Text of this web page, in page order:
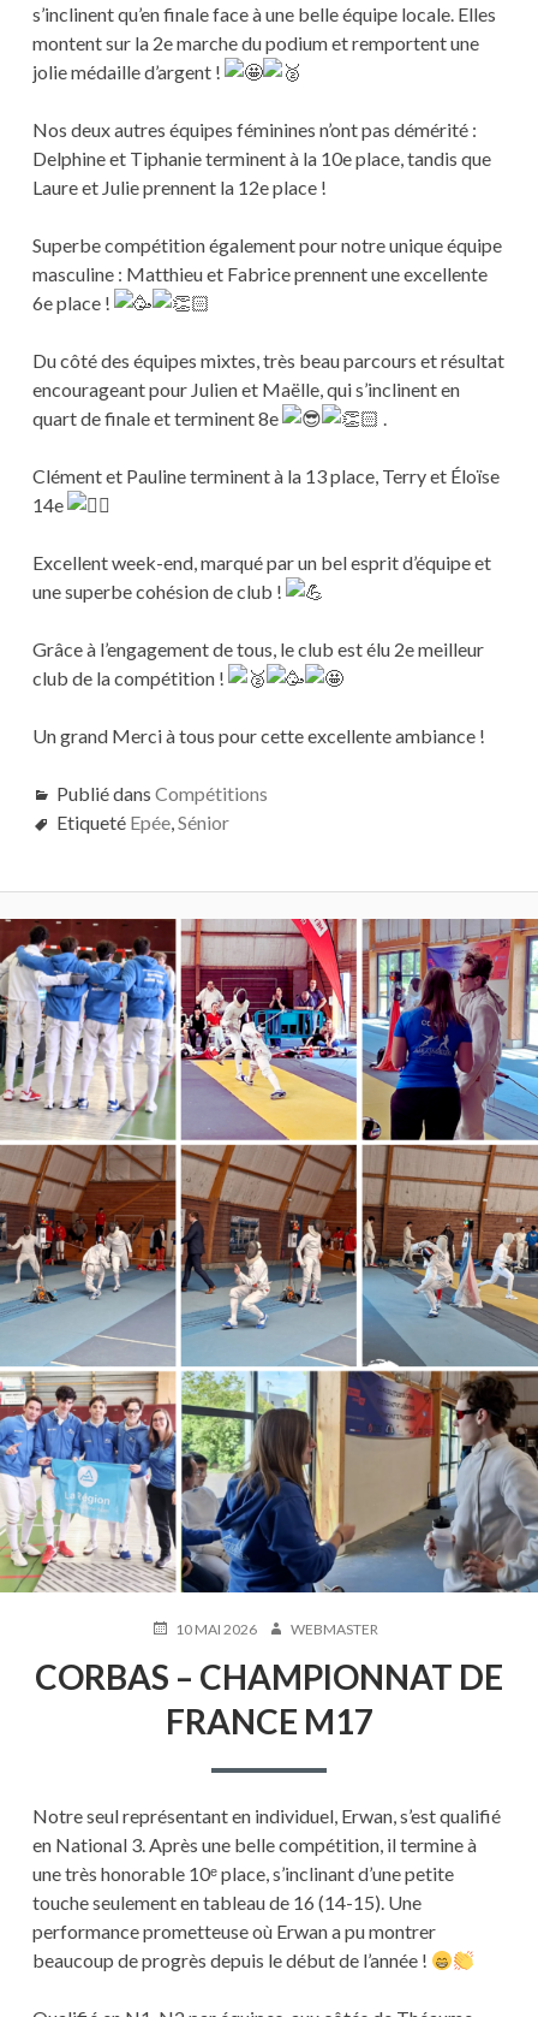
s’inclinent qu’en finale face à une belle équipe locale. Elles
montent sur la 2e marche du podium et remportent une
jolie médaille d’argent !
Nos deux autres équipes féminines n’ont pas démérité :
Delphine et Tiphanie terminent à la 10e place, tandis que
Laure et Julie prennent la 12e place !
Superbe compétition également pour notre unique équipe
masculine : Matthieu et Fabrice prennent une excellente
6e place !
Du côté des équipes mixtes, très beau parcours et résultat
encourageant pour Julien et Maëlle, qui s’inclinent en
quart de finale et terminent 8e
Clément et Pauline terminent à la 13 place, Terry et Éloïse
14e
Excellent week-end, marqué par un bel esprit d’équipe et
une superbe cohésion de club !
Grâce à l’engagement de tous, le club est élu 2e meilleur
club de la compétition !
Un grand Merci à tous pour cette excellente ambiance !
Publié dans Compétitions
Etiqueté Epée, Sénior
PUBLIÉ10 MAI 2026 AUTEUR
WEBMASTER
CORBAS – CHAMPIONNAT DE
FRANCE M17
Notre seul représentant en individuel, Erwan, s’est qualifié
en National 3. Après une belle compétition, il termine à
une très honorable 10ᵉ place, s’inclinant d’une petite
touche seulement en tableau de 16 (14-15). Une
performance prometteuse où Erwan a pu montrer
beaucoup de progrès depuis le début de l’année !